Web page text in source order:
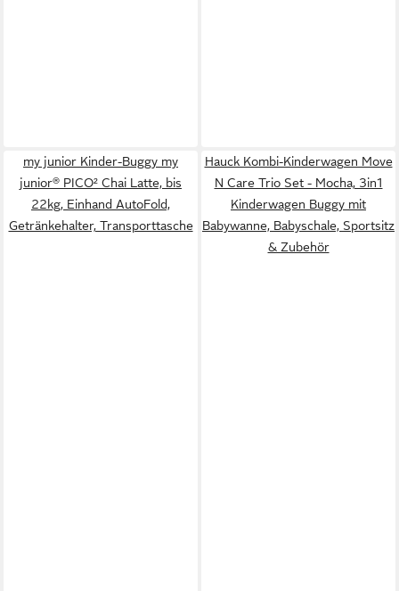
my junior Kinder-Buggy my
junior® PICO² Chai Latte, bis
22kg, Einhand AutoFold,
Getränkehalter, Transporttasche
Hauck Kombi-Kinderwagen Move
N Care Trio Set - Mocha, 3in1
Kinderwagen Buggy mit
Babywanne, Babyschale, Sportsitz
& Zubehör